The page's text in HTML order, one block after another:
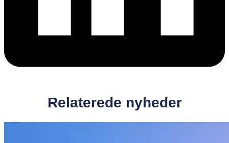
Relaterede nyheder